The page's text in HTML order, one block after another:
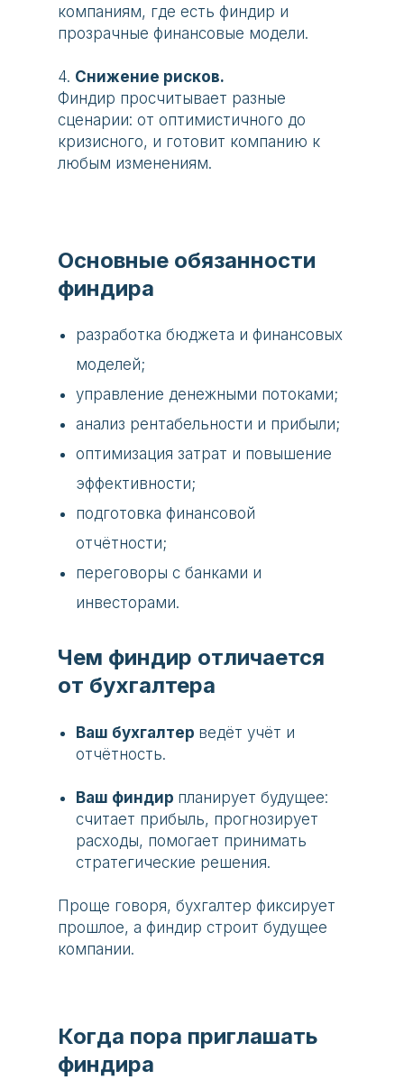
компаниям, где есть финдир и
прозрачные финансовые модели.
4. Снижение рисков.
Финдир просчитывает разные
сценарии: от оптимистичного до
кризисного, и готовит компанию к
любым изменениям.
разработка бюджета и финансовых
моделей;
управление денежными потоками;
анализ рентабельности и прибыли;
оптимизация затрат и повышение
эффективности;
подготовка финансовой
отчётности;
переговоры с банками и
инвесторами.
Основные обязанности
финдира
Ваш бухгалтер ведёт учёт и
отчётность.
Ваш финдир планирует будущее:
считает прибыль, прогнозирует
расходы, помогает принимать
стратегические решения.
Проще говоря, бухгалтер фиксирует
прошлое, а финдир строит будущее
компании.
Чем финдир отличается
от бухгалтера
Когда пора приглашать
финдира